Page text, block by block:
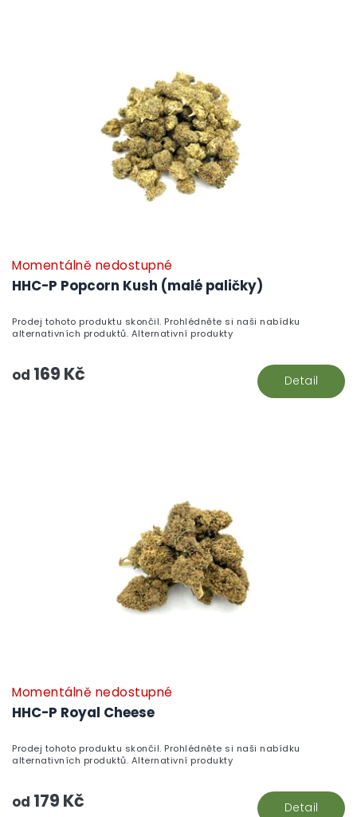
HHC-P Popcorn Kush (malé paličky)
Momentálně nedostupné
od 169 Kč Detail
Prodej tohoto produktu skončil. Prohlédněte si naši nabídku
alternativních produktů. Alternativní produkty
HHC-P Royal Cheese
Momentálně nedostupné
od 179 Kč Detail
Prodej tohoto produktu skončil. Prohlédněte si naši nabídku
alternativních produktů. Alternativní produkty